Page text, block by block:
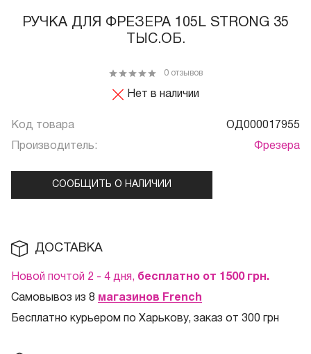
РУЧКА ДЛЯ ФРЕЗЕРА 105L STRONG 35
ТЫС.ОБ.
Нет в наличии
0 отзывов
Код товара ОД000017955
Производитель: Фрезера
СООБЩИТЬ О НАЛИЧИИ
ДОСТАВКА
Новой почтой 2 - 4 дня, бесплатно от 1500 грн.
Самовывоз из 8 магазинов French
Бесплатно курьером по Харькову, заказ от 300 грн